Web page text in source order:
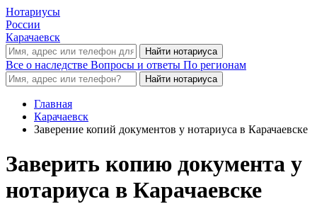
Нотариусы
России
Карачаевск
Все о наследстве Вопросы и ответы По регионам
Главная
Карачаевск
Заверение копий документов у нотариуса в Карачаевске
Заверить копию документа у
нотариуса в Карачаевске